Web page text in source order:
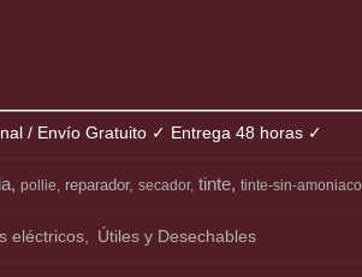
/ Envío Gratuito ✓ Entrega 48 horas ✓
pollie reparador secador tinte tinte-sin-amoniaco
eléctricos Útiles y Desechables